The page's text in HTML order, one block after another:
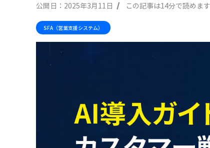
公開日： 2025年3月11日 この記事は14分で読めます
SFA（営業支援システム）